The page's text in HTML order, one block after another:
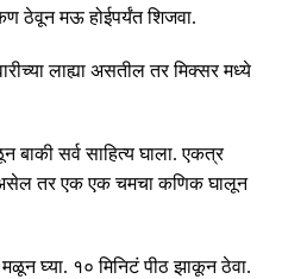
ठेवून मऊ होईपर्यंत शिजवा.
लाह्या असतील तर मिक्सर मध्ये
बाकी सर्व साहित्य घाला.एकत्र
तर एक एक चमचा कणिक घालून
घ्या. १० मिनिटं पीठ झाकून ठेवा.